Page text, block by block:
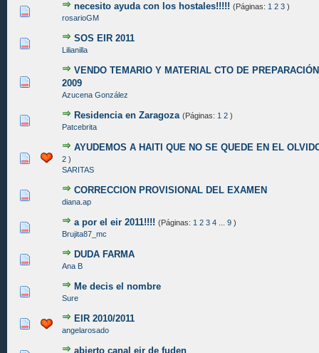
necesito ayuda con los hostales!!!!! (Páginas: 1 2 3 )
rosarioGM
0 voto(s) - Media 0 de 5
12345
SOS EIR 2011
Lilianilla
0 voto(s) - Media 0 de 5
123
VENDO TEMARIO Y MATERIAL CTO DE
2009
Azucena González
0 voto(s) - Media 0 de 5
Residencia en Zaragoza (Páginas: 1 2 )
Patcebrita
0 voto(s) - Media 0 de 5
123 45
AYUDEMOS A HAITI QUE NO SE QUEDE EN EL
2 )
SARITAS
0 voto(s) - Media 0 de 5
CORRECCION PROVISIONAL DEL EXAMEN
diana.ap
0 voto(s) - Media 0 de 5
123 4 5
a por el eir 2011!!!! (Páginas: 1 2 3 4 9 )
Brujita87_mc
0 voto(s) - Media 0 de 5
12345
DUDA FARMA
Ana B
0 voto(s) - Media 0 de 5
123
Me decis el nombre
Sure
0 voto(s) - Media 0 de 5
1 2345
EIR 2010/2011
angelarosado
0 voto(s) - Media 0 de 5
123
abierto canal eir de fuden